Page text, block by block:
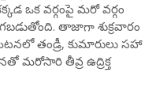
ఒక వర్గంపై మరో వర్గం
తాజాగా శుక్రవారం
తండ్రీ, కుమారులు సహా
మరోసారి తీవ్ర ఉద్రిక్త